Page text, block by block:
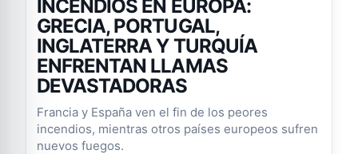
INCENDIOS EN EUROPA:
GRECIA, PORTUGAL,
INGLATERRA Y TURQUÍA
ENFRENTAN LLAMAS
DEVASTADORAS
Francia y España ven el fin de los peores
incendios, mientras otros países europeos sufren
nuevos fuegos.